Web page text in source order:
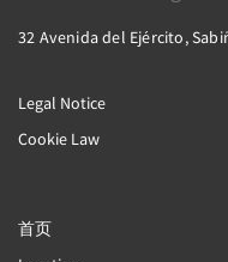
32 Avenida del Ejército,
Legal Notice
Cookie Law
首页